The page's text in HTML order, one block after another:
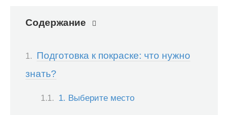
Содержание
Подготовка к покраске: что нужно
знать?
1. Выберите место